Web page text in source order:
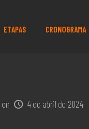
ETAPAS CRONOGRAMA
on 4 de abril de 2024